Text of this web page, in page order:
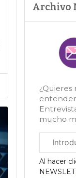
Archivo
mucho
electrónico
corporativo
Al hacer